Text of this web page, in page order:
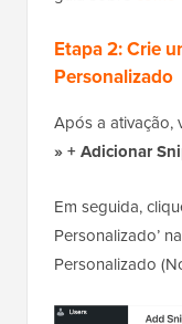
Etapa 2: Crie
Personalizado
Após a ativação,
» + Adicionar
Em seguida,
Personalizado’
Personalizado